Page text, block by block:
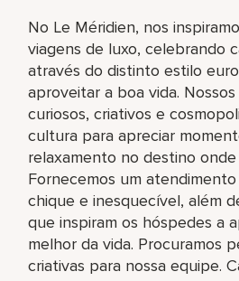
No Le Méridien, nos
viagens de luxo, celebrando
através do distinto estilo
aproveitar a boa vida.
curiosos, criativos e
cultura para apreciar
relaxamento no destino onde
Fornecemos um
chique e inesquecível, além
que inspiram os hóspedes a
melhor da vida. Procuramos
criativas para nossa equipe.